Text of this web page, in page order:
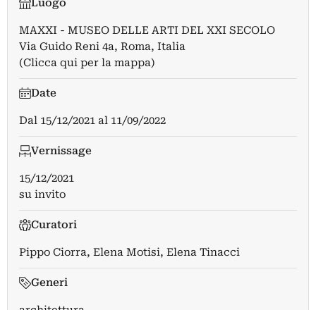
Luogo
MAXXI - MUSEO DELLE ARTI DEL XXI SECOLO
Via Guido Reni 4a, Roma, Italia
(Clicca qui per la mappa)
Date
Dal 15/12/2021 al 11/09/2022
Vernissage
15/12/2021
su invito
Curatori
Pippo Ciorra, Elena Motisi, Elena Tinacci
Generi